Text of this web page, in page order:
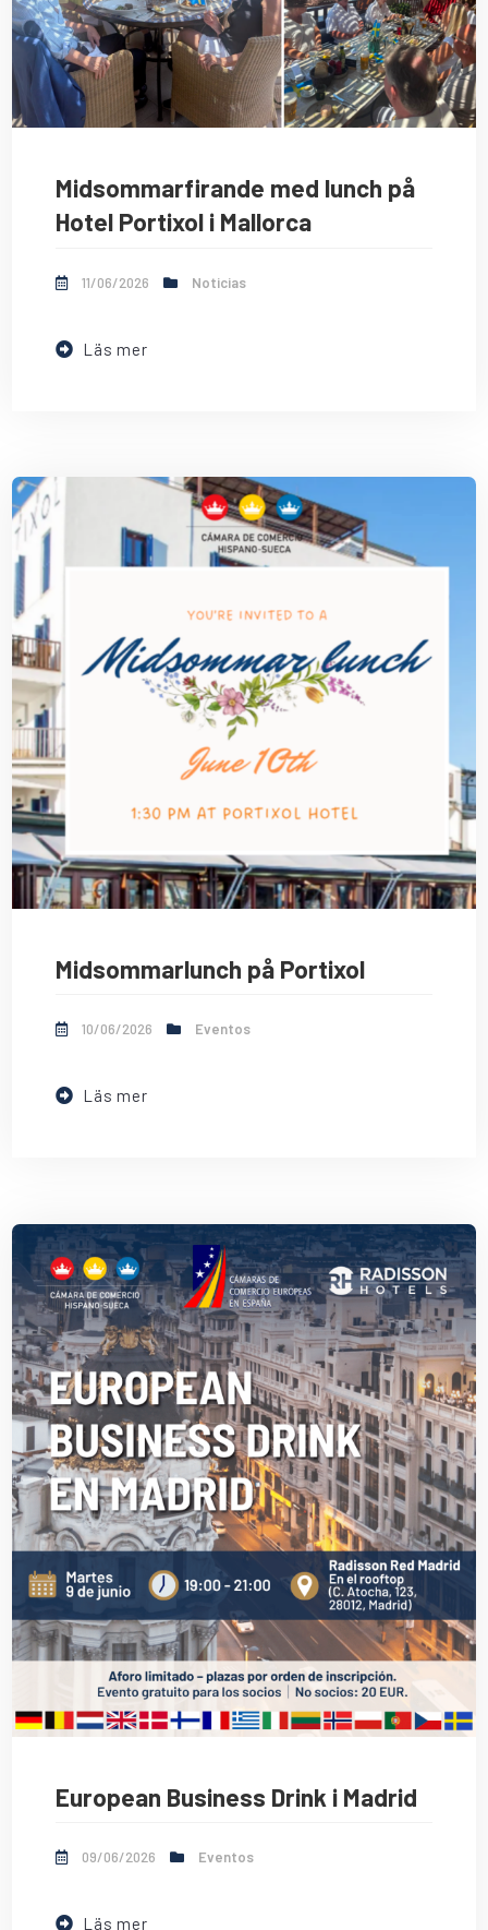
Midsommarfirande med lunch på
Hotel Portixol i Mallorca
11/06/2026 Noticias
Läs mer
Midsommarlunch på Portixol
10/06/2026 Eventos
Läs mer
European Business Drink i Madrid
09/06/2026 Eventos
Läs mer